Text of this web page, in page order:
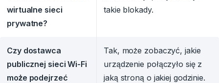
wirtualne sieci
prywatne?
takie blokady.
Czy dostawca
publicznej sieci Wi-Fi
może podejrzeć
Tak, może zobaczyć, jakie
urządzenie połączyło się z
jaką stroną o jakiej godzinie.